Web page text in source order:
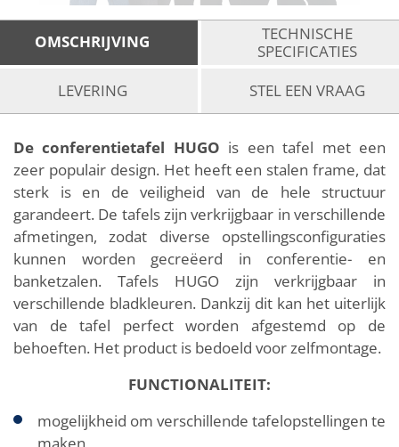
OMSCHRIJVING
TECHNISCHE
SPECIFICATIES
LEVERING
STEL EEN VRAAG
De conferentietafel HUGO is een tafel met een
zeer populair design. Het heeft een stalen frame, dat
sterk is en de veiligheid van de hele structuur
garandeert. De tafels zijn verkrijgbaar in verschillende
afmetingen, zodat diverse opstellingsconfiguraties
kunnen worden gecreëerd in conferentie- en
banketzalen. Tafels HUGO zijn verkrijgbaar in
verschillende bladkleuren. Dankzij dit kan het uiterlijk
van de tafel perfect worden afgestemd op de
behoeften. Het product is bedoeld voor zelfmontage.
FUNCTIONALITEIT:
mogelijkheid om verschillende tafelopstellingen te